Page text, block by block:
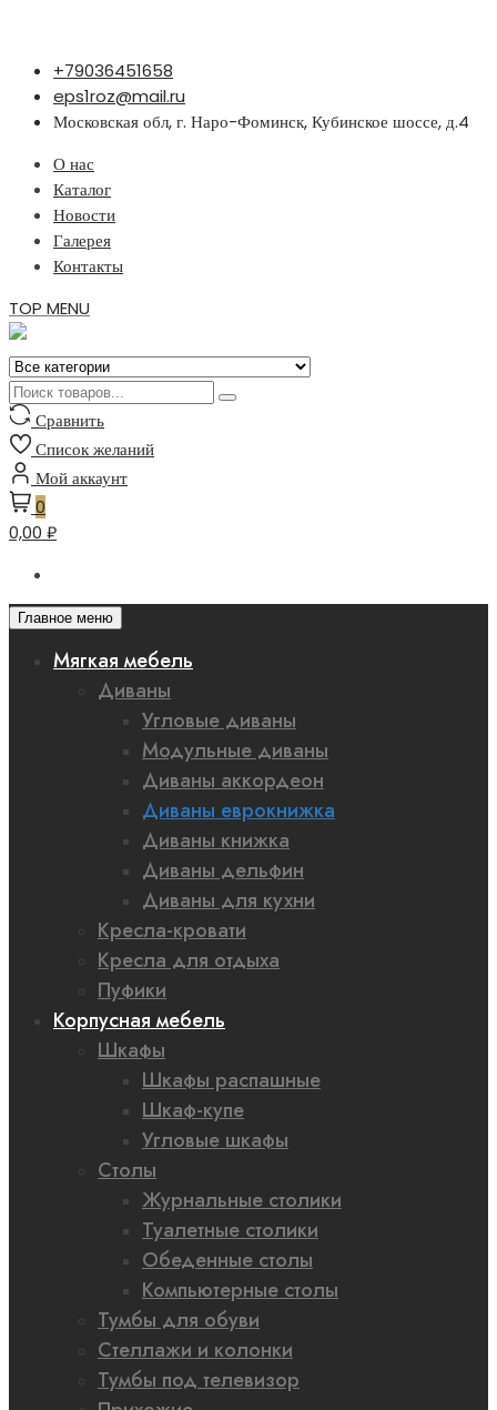
Перейти
содержимому
+79036451658
eps1roz@mail.ru
Московская обл, г. Наро-Фоминск, Кубинское шоссе, д.4
О нас
Каталог
Новости
Галерея
Контакты
TOP MENU
Сравнить
Список желаний
Мой аккаунт
0
0,00 ₽
Главное меню
Мягкая мебель
Диваны
Угловые диваны
Модульные диваны
Диваны аккордеон
Диваны еврокнижка
Диваны книжка
Диваны дельфин
Диваны для кухни
Кресла-кровати
Кресла для отдыха
Пуфики
Корпусная мебель
Шкафы
Шкафы распашные
Шкаф-купе
Угловые шкафы
Столы
Журнальные столики
Туалетные столики
Обеденные столы
Компьютерные столы
Тумбы для обуви
Стеллажи и колонки
Тумбы под телевизор